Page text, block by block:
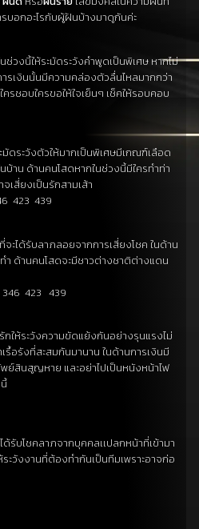
บอกอะไรกับผู้ฝันบ้างมาดูกันค่ะ
ช่วงนี้ให้ระมัดระวังคำพูดเป็นพิเศษ หากไม่
ารเงินนั้นมีความคล่องตัวลื่นไหลมากกว่า
รชอบใครขอให้ใจเย็นๆ เช็คให้รอบคอบ
มัดระวังตัวให้มากเป็นพิเศษมีเกณฑ์เลือด
บ้าน ด้านคนโสดหากในช่วงนี้มีใครทำท่า
จเสี่ยงเป็นรักสามเส้า
423 439
ะได้รับลาภลอยจากการเสี่ยงโชค ในด้าน
ำ ด้านคนโสดจะมีชาวต่างชาติต่างแดน
423 439
ให้ระวังความขัดแย้งกันอย่างรุนแรงไม่
อรังที่สะสมกันมานาน ในด้านการเงินมี
ย์สินสูญหาย และอย่าไปเป็นหนังหน้าไฟ
รับโชคลาภจากบุคคลเเปลกหน้าที่เข้ามา
ะวังงานที่ต้องทำกันเป็นทีมเพราะอาจก่อ